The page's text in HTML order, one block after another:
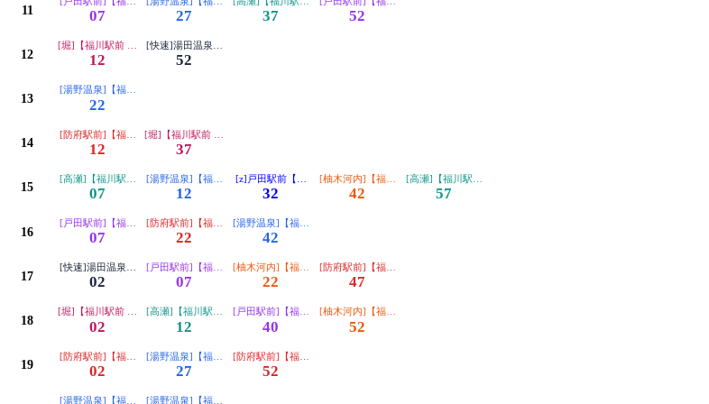
11 07 27 37 52
12
[堀]【福川駅前 湯野温泉経由】
12
[快速]湯田温泉【防府駅前経由】
52
13
[湯野温泉]【福川駅前経由】
22
14
[防府駅前]【福川駅前 富海経由】
12
[堀]【福川駅前 湯野温泉経由】
37
15
[高瀬]【福川駅前（矢地峠）経由】
07
[湯野温泉]【福川駅前経由】
12
[z]戸田駅前【福川駅前経由】
32
[柚木河内]【福川駅前 湯野温泉経由】
42
[高瀬]【福川駅前（矢地峠）経由】
57
16
[戸田駅前]【福川駅前経由】
07
[防府駅前]【福川駅前 富海経由】
22
[湯野温泉]【福川駅前経由】
42
17
[快速]湯田温泉【防府駅前経由】
02
[戸田駅前]【福川駅前経由】
07
[柚木河内]【福川駅前 湯野温泉経由】
22
[防府駅前]【福川駅前 富海経由】
47
18
[堀]【福川駅前 湯野温泉経由】
02
[高瀬]【福川駅前（矢地峠）経由】
12
[戸田駅前]【福川駅前経由】
40
[柚木河内]【福川駅前 湯野温泉経由】
52
19
[防府駅前]【福川駅前 富海経由】
02
[湯野温泉]【福川駅前経由】
27
[防府駅前]【福川駅前 富海経由】
52
[湯野温泉]【福川駅前経由】[湯野温泉]【福川駅前経由】